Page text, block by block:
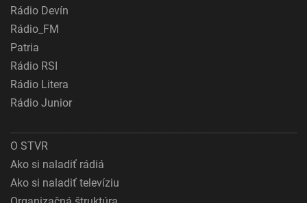
Rádio Devín
Rádio_FM
Patria
Rádio RSI
Rádio Litera
Rádio Junior
O STVR
Ako si naladiť rádiá
Ako si naladiť televíziu